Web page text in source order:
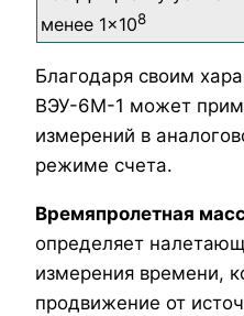
менее 1×108
Благодаря своим
ВЭУ-6М-1 может
измерений в
режиме счета.
Времяпролетная
определяет
измерения времени,
продвижение от